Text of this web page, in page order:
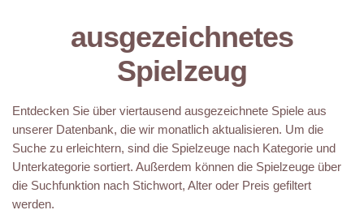
ausgezeichnetes
Spielzeug
Entdecken Sie über viertausend ausgezeichnete Spiele aus
unserer Datenbank, die wir monatlich aktualisieren. Um die
Suche zu erleichtern, sind die Spielzeuge nach Kategorie und
Unterkategorie sortiert. Außerdem können die Spielzeuge über
die Suchfunktion nach Stichwort, Alter oder Preis gefiltert
werden.